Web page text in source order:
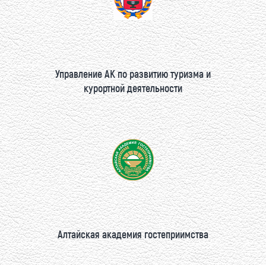
Управление АК по развитию туризма и
курортной деятельности
Алтайская академия гостеприимства